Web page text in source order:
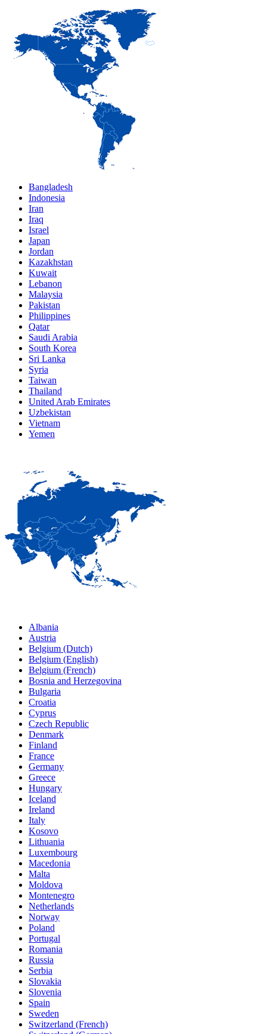
Bangladesh
Indonesia
Iran
Iraq
Israel
Japan
Jordan
Kazakhstan
Kuwait
Lebanon
Malaysia
Pakistan
Philippines
Qatar
Saudi Arabia
South Korea
Sri Lanka
Syria
Taiwan
Thailand
United Arab Emirates
Uzbekistan
Vietnam
Yemen
Albania
Austria
Belgium (Dutch)
Belgium (English)
Belgium (French)
Bosnia and Herzegovina
Bulgaria
Croatia
Cyprus
Czech Republic
Denmark
Finland
France
Germany
Greece
Hungary
Iceland
Ireland
Italy
Kosovo
Lithuania
Luxembourg
Macedonia
Malta
Moldova
Montenegro
Netherlands
Norway
Poland
Portugal
Romania
Russia
Serbia
Slovakia
Slovenia
Spain
Sweden
Switzerland (French)